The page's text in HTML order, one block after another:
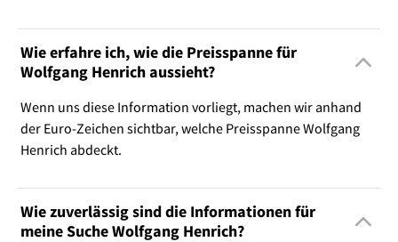
Wie erfahre ich, wie die Preisspanne für
Wolfgang Henrich aussieht?
Wenn uns diese Information vorliegt, machen wir anhand
der Euro-Zeichen sichtbar, welche Preisspanne Wolfgang
Henrich abdeckt.
Wie zuverlässig sind die Informationen für
meine Suche Wolfgang Henrich?